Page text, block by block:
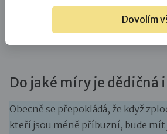
Úvodní článek, kde se dozvíte
genetikovi Petru Turečkovi, a
vysvětlující slovníček pojmů
Do jaké míry je dědičná
Obecně se přepokládá, že když
kteří jsou méně příbuzní, bude
Dovolím